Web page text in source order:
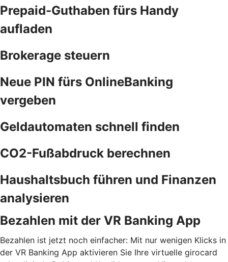
Prepaid-Guthaben fürs Handy
aufladen
Brokerage steuern
Neue PIN fürs OnlineBanking
vergeben
Geldautomaten schnell finden
CO2-Fußabdruck berechnen
Haushaltsbuch führen und Finanzen
analysieren
Bezahlen mit der VR Banking App
Bezahlen ist jetzt noch einfacher: Mit nur wenigen Klicks in
der VR Banking App aktivieren Sie Ihre virtuelle girocard